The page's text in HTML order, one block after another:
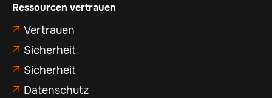
Ressourcen vertrauen
 Vertrauen
 Sicherheit
 Sicherheit
 Datenschutz